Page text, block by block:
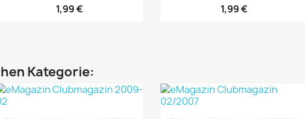
1,99 € 1,99 €
Kategorie: